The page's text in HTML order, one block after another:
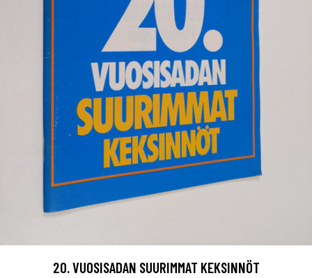
20. VUOSISADAN SUURIMMAT KEKSINNÖT